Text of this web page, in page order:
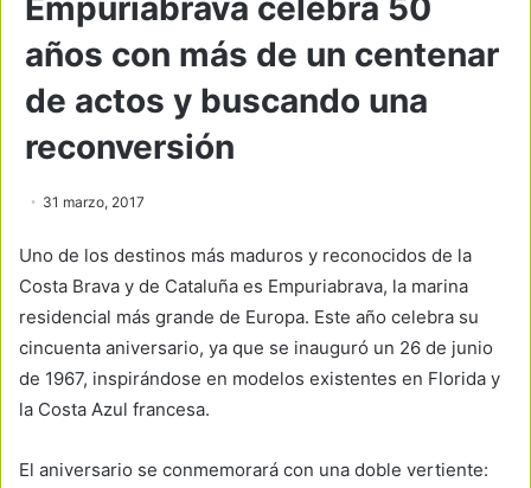
Empuriabrava celebra 50
años con más de un centenar
de actos y buscando una
reconversión
31 marzo, 2017
Uno de los destinos más maduros y reconocidos de la
Costa Brava y de Cataluña es Empuriabrava, la marina
residencial más grande de Europa. Este año celebra su
cincuenta aniversario, ya que se inauguró un 26 de junio
de 1967, inspirándose en modelos existentes en Florida y
la Costa Azul francesa.
El aniversario se conmemorará con una doble vertiente: